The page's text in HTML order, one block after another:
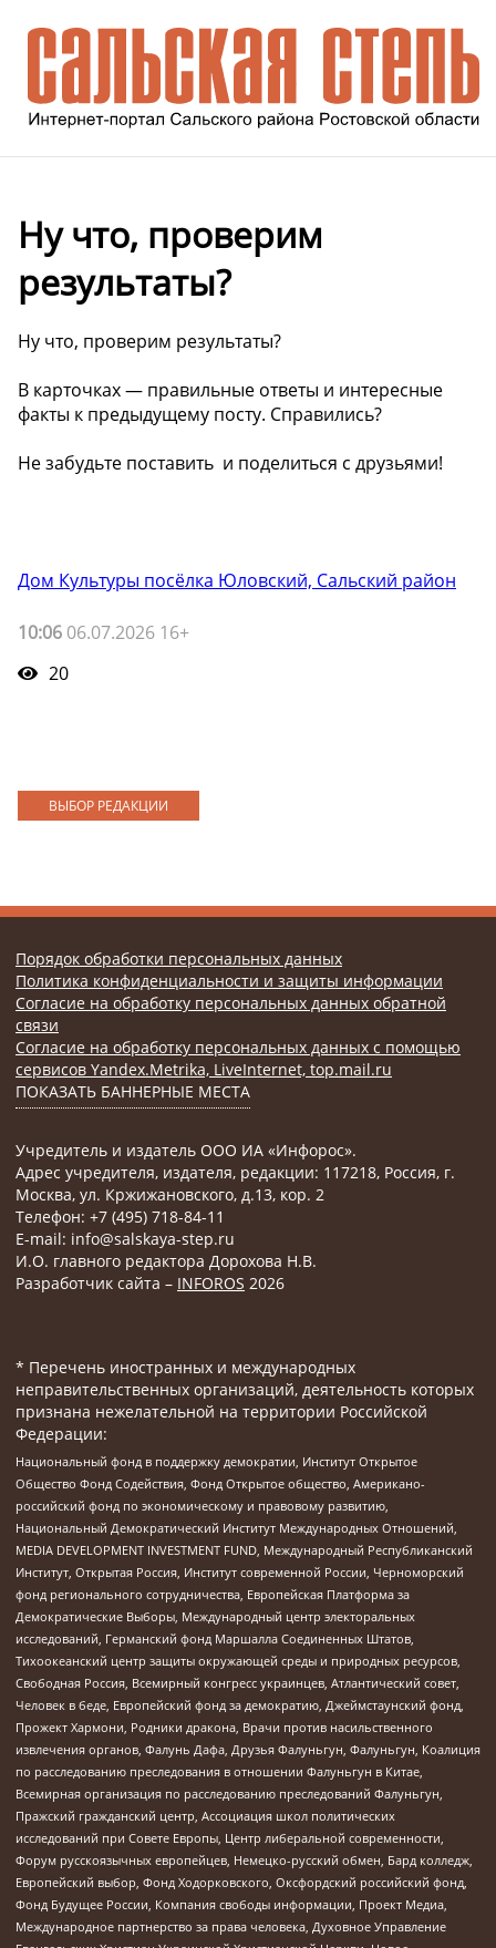
Ну что, проверим
результаты?
Ну что, проверим результаты?
В карточках — правильные ответы и интересные
факты к предыдущему посту. Справились?
Не забудьте поставить ️ и поделиться с друзьями!
Дом Культуры посёлка Юловский, Сальский район
10:06 06.07.2026 16+
20
ВЫБОР РЕДАКЦИИ
Порядок обработки персональных данных
Политика конфиденциальности и защиты информации
Согласие на обработку персональных данных обратной
связи
Согласие на обработку персональных данных с помощью
сервисов Yandex.Metrika, LiveInternet, top.mail.ru
ПОКАЗАТЬ БАННЕРНЫЕ МЕСТА
Учредитель и издатель ООО ИА «Инфорос».
Адрес учредителя, издателя, редакции: 117218, Россия, г.
Москва, ул. Кржижановского, д.13, кор. 2
Телефон: +7 (495) 718-84-11
E-mail: info@salskaya-step.ru
И.О. главного редактора Дорохова Н.В.
Разработчик сайта – INFOROS 2026
* Перечень иностранных и международных
неправительственных организаций, деятельность которых
признана нежелательной на территории Российской
Федерации:
Национальный фонд в поддержку демократии, Институт Открытое
Общество Фонд Содействия, Фонд Открытое общество, Американо-
российский фонд по экономическому и правовому развитию,
Национальный Демократический Институт Международных Отношений,
MEDIA DEVELOPMENT INVESTMENT FUND, Международный Республиканский
Институт, Открытая Россия, Институт современной России, Черноморский
фонд регионального сотрудничества, Европейская Платформа за
Демократические Выборы, Международный центр электоральных
исследований, Германский фонд Маршалла Соединенных Штатов,
Тихоокеанский центр защиты окружающей среды и природных ресурсов,
Свободная Россия, Всемирный конгресс украинцев, Атлантический совет,
Человек в беде, Европейский фонд за демократию, Джеймстаунский фонд,
Прожект Хармони, Родники дракона, Врачи против насильственного
извлечения органов, Фалунь Дафа, Друзья Фалуньгун, Фалуньгун, Коалиция
по расследованию преследования в отношении Фалуньгун в Китае,
Всемирная организация по расследованию преследований Фалуньгун,
Пражский гражданский центр, Ассоциация школ политических
исследований при Совете Европы, Центр либеральной современности,
Форум русскоязычных европейцев, Немецко-русский обмен, Бард колледж,
Европейский выбор, Фонд Ходорковского, Оксфордский российский фонд,
Фонд Будущее России, Компания свободы информации, Проект Медиа,
Международное партнерство за права человека, Духовное Управление